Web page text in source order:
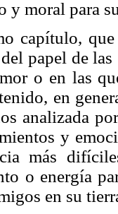
y moral para
capítulo, que
papel de
o en las
en
analizada
y
más
o energía
en su